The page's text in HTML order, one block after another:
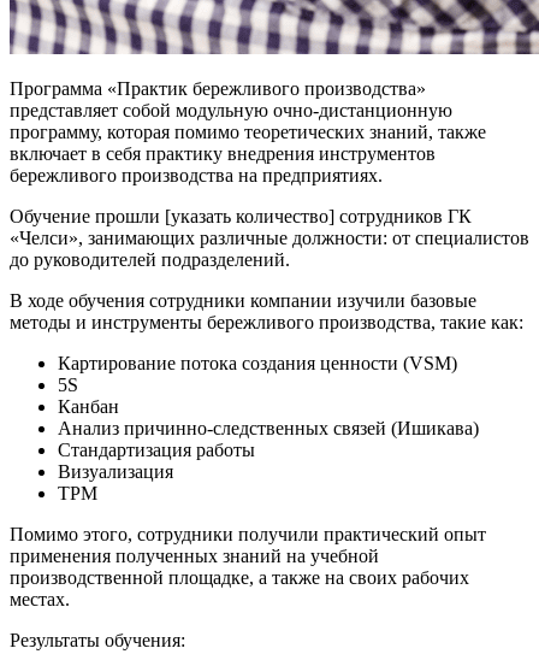
Программа «Практик бережливого производства»
представляет собой модульную очно-дистанционную
программу, которая помимо теоретических знаний, также
включает в себя практику внедрения инструментов
бережливого производства на предприятиях.
Обучение прошли [указать количество] сотрудников ГК
«Челси», занимающих различные должности: от специалистов
до руководителей подразделений.
В ходе обучения сотрудники компании изучили базовые
методы и инструменты бережливого производства, такие как:
Картирование потока создания ценности (VSM)
5S
Канбан
Анализ причинно-следственных связей (Ишикава)
Стандартизация работы
Визуализация
TPM
Помимо этого, сотрудники получили практический опыт
применения полученных знаний на учебной
производственной площадке, а также на своих рабочих
местах.
Результаты обучения: